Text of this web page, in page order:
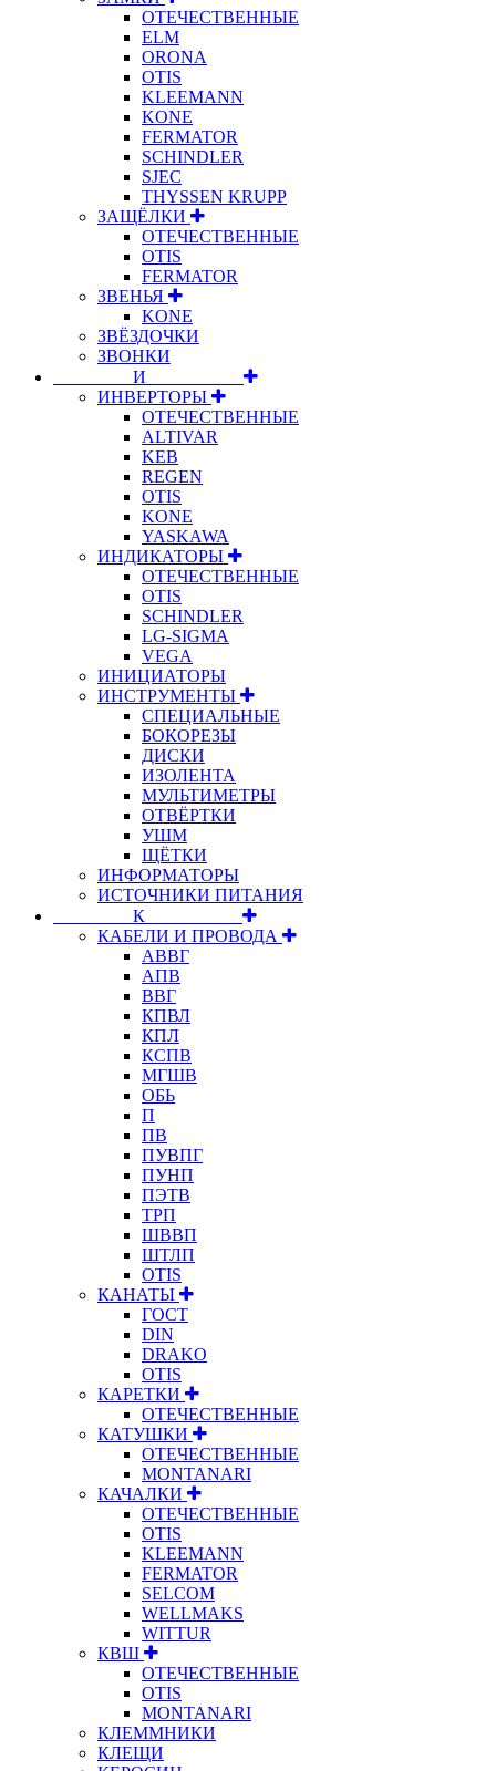
ОТЕЧЕСТВЕННЫЕ
ELM
ORONA
OTIS
KLEEMANN
KONE
FERMATOR
SCHINDLER
SJEC
THYSSEN KRUPP
ЗАЩЁЛКИ
ОТЕЧЕСТВЕННЫЕ
OTIS
FERMATOR
ЗВЕНЬЯ
KONE
ЗВЁЗДОЧКИ
ЗВОНКИ
⠀⠀⠀⠀⠀⠀И⠀⠀⠀⠀⠀⠀⠀
ИНВЕРТОРЫ
ОТЕЧЕСТВЕННЫЕ
ALTIVAR
KEB
REGEN
OTIS
KONE
YASKAWA
ИНДИКАТОРЫ
ОТЕЧЕСТВЕННЫЕ
OTIS
SCHINDLER
LG-SIGMA
VEGA
ИНИЦИАТОРЫ
ИНСТРУМЕНТЫ
СПЕЦИАЛЬНЫЕ
БОКОРЕЗЫ
ДИСКИ
ИЗОЛЕНТА
МУЛЬТИМЕТРЫ
ОТВЁРТКИ
УШМ
ЩЁТКИ
ИНФОРМАТОРЫ
ИСТОЧНИКИ ПИТАНИЯ
⠀⠀⠀⠀⠀⠀К⠀⠀⠀⠀⠀⠀⠀
КАБЕЛИ И ПРОВОДА
АВВГ
АПВ
ВВГ
КПВЛ
КПЛ
КСПВ
МГШВ
ОБЬ
П
ПВ
ПУВПГ
ПУНП
ПЭТВ
ТРП
ШВВП
ШТЛП
OTIS
КАНАТЫ
ГОСТ
DIN
DRAKO
OTIS
КАРЕТКИ
ОТЕЧЕСТВЕННЫЕ
КАТУШКИ
ОТЕЧЕСТВЕННЫЕ
MONTANARI
КАЧАЛКИ
ОТЕЧЕСТВЕННЫЕ
OTIS
KLEEMANN
FERMATOR
SELCOM
WELLMAKS
WITTUR
КВШ
ОТЕЧЕСТВЕННЫЕ
OTIS
MONTANARI
КЛЕММНИКИ
КЛЕЩИ